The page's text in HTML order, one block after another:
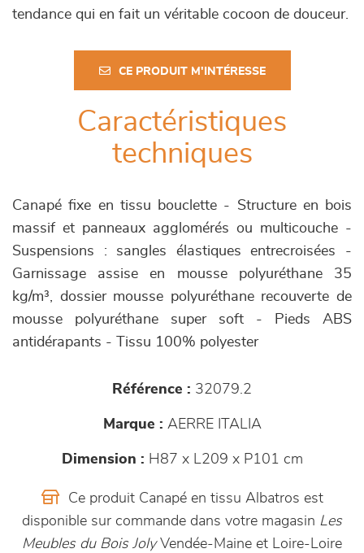
tendance qui en fait un véritable cocoon de douceur.
CE PRODUIT M'INTÉRESSE
Caractéristiques
techniques
Canapé fixe en tissu bouclette - Structure en bois
massif et panneaux agglomérés ou multicouche -
Suspensions : sangles élastiques entrecroisées -
Garnissage assise en mousse polyuréthane 35
kg/m³, dossier mousse polyuréthane recouverte de
mousse polyuréthane super soft - Pieds ABS
antidérapants - Tissu 100% polyester
Référence : 32079.2
Marque : AERRE ITALIA
Dimension : H87 x L209 x P101 cm
Ce produit Canapé en tissu Albatros est
disponible sur commande dans votre magasin Les
Meubles du Bois JolyVendée-Maine et Loire-Loire